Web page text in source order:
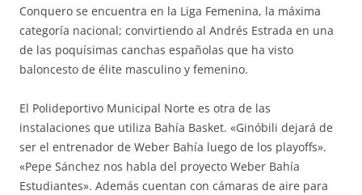
Conquero se encuentra en la Liga Femenina, la máxima
categoría nacional; convirtiendo al Andrés Estrada en una
de las poquísimas canchas españolas que ha visto
baloncesto de élite masculino y femenino.
El Polideportivo Municipal Norte es otra de las
instalaciones que utiliza Bahía Basket. «Ginóbili dejará de
ser el entrenador de Weber Bahía luego de los playoffs».
«Pepe Sánchez nos habla del proyecto Weber Bahía
Estudiantes». Además cuentan con cámaras de aire para